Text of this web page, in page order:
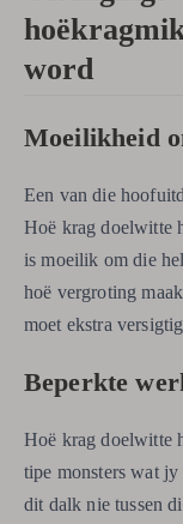
word
Moeilikheid
Een van die
Hoë krag doelwitte
is moeilik om die
hoë vergroting
moet ekstra
Beperkte
Hoë krag doelwitte
tipe monsters wat
dit dalk nie tussen